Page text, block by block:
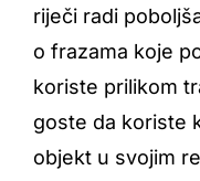
riječi radi
o frazama koje
koriste prilikom
goste da koriste
objekt u svojim